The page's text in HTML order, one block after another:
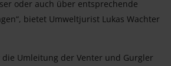
oder auch über entsprechende
bietet Umweltjurist Lukas Wachter
die Umleitung der Venter und Gurgler